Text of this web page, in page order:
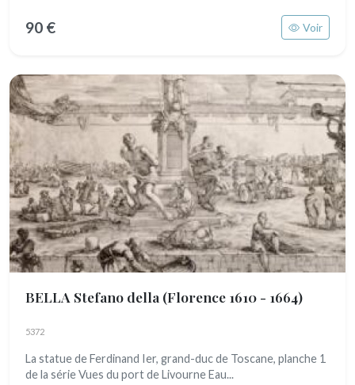
90 € Voir
BELLA Stefano della (Florence 1610 - 1664)
5372
La statue de Ferdinand Ier, grand-duc de Toscane, planche 1
de la série Vues du port de Livourne Eau...